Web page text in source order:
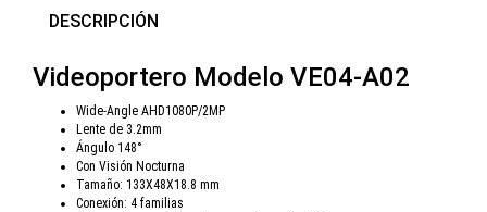
DESCRIPCIÓN
Videoportero Modelo VE04-A02
Wide-Angle AHD1080P/2MP
Lente de 3.2mm
Ángulo 148°
Con Visión Nocturna
Tamaño: 133X48X18.8 mm
Conexión: 4 familias